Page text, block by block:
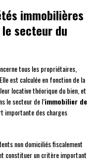
immobilières
secteur du
tous les propriétaires,
est calculée en fonction de la
locative théorique du bien, et
le secteur de l’immobilier de
importante des charges
non domiciliés fiscalement
constituer un critère important